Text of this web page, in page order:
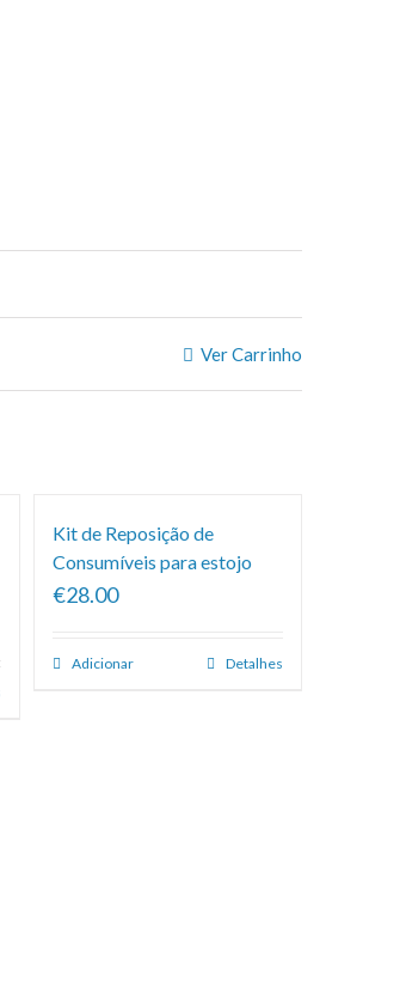
Ver Carrinho
Kit de Reposição de
Consumíveis para estojo
€28.00
Adicionar Detalhes